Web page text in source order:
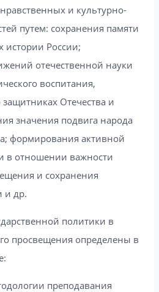
и культурно-
путем: сохранения памяти
истории России;
отечественной науки
воспитания,
Отечества и
значения подвига народа
формирования активной
в отношении важности
и сохранения
и др.
политики в
просвещения определены в
преподавания